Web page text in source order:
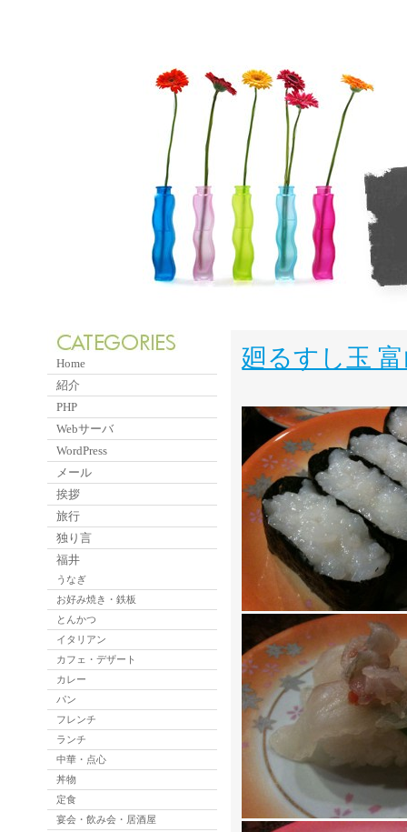
廻るすし玉
Home
紹介
PHP
Webサーバ
WordPress
メール
挨拶
旅行
独り言
福井
うなぎ
お好み焼き・鉄板
とんかつ
イタリアン
カフェ・デザート
カレー
パン
フレンチ
ランチ
中華・点心
丼物
定食
宴会・飲み会・居酒屋